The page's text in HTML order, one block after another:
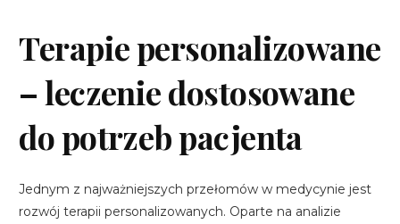
Terapie personalizowane
– leczenie dostosowane
do potrzeb pacjenta
Jednym z najważniejszych przełomów w medycynie jest
rozwój terapii personalizowanych. Oparte na analizie